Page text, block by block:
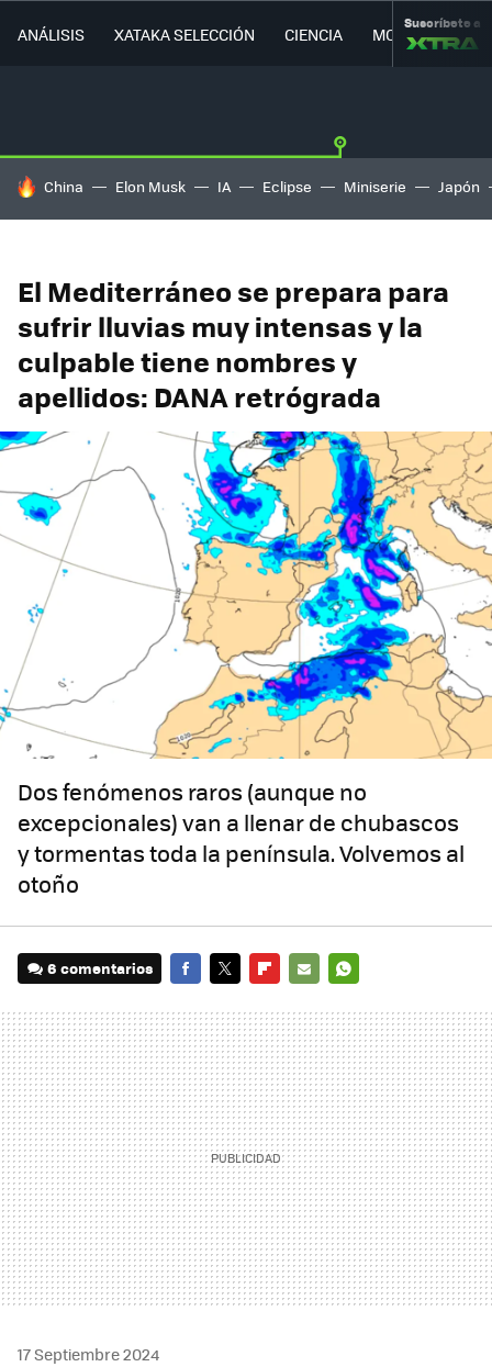
ANÁLISIS XATAKA SELECCIÓN CIENCIA MOVILIDAD
Suscríbete a
HOY SE HABLA DE
China Elon Musk IA Eclipse Miniserie Japón
El Mediterráneo se prepara para
sufrir lluvias muy intensas y la
culpable tiene nombres y
apellidos: DANA retrógrada
Dos fenómenos raros (aunque no
excepcionales) van a llenar de chubascos
y tormentas toda la península. Volvemos al
otoño
6 comentarios
MAIL
17 Septiembre 2024